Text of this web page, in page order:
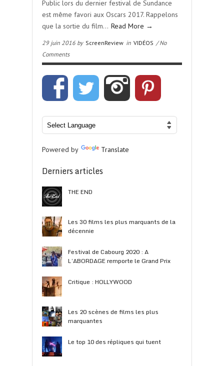
Public lors du dernier festival de Sundance
est même favori aux Oscars 2017. Rappelons
que la sortie du film… Read More →
29 juin 2016 by ScreenReview in VIDÉOS / No
Comments
Powered by Translate
Derniers articles
THE END
Les 30 films les plus marquants de la
décennie
Festival de Cabourg 2020 : A
L’ABORDAGE remporte le Grand Prix
Critique : HOLLYWOOD
Les 20 scènes de films les plus
marquantes
Le top 10 des répliques qui tuent